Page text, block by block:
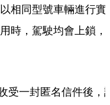
相同型號車輛進行實
時，駕駛均會上鎖，
受一封匿名信件後，